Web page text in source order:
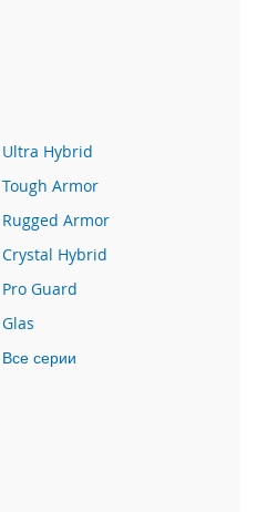
Ultra Hybrid
Tough Armor
Rugged Armor
Crystal Hybrid
Pro Guard
Glas
Все серии